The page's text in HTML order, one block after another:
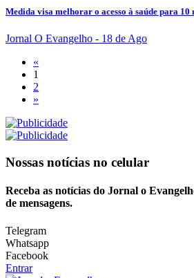
Medida visa melhorar o acesso à saúde para
Jornal O Evangelho - 18 de Ago
«
1
2
»
Nossas notícias no celular
Receba as notícias do Jornal o
de mensagens.
Telegram
Whatsapp
Facebook
Entrar